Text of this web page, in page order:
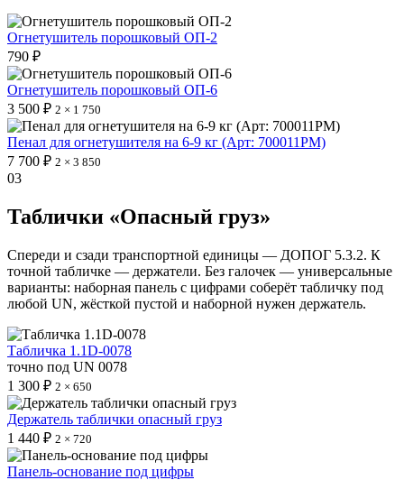
Огнетушитель порошковый ОП-2
790 ₽
Огнетушитель порошковый ОП-6
3 500 ₽ 2 × 1 750
Пенал для огнетушителя на 6-9 кг (Арт: 700011PM)
7 700 ₽ 2 × 3 850
03
Таблички «Опасный груз»
Спереди и сзади транспортной единицы — ДОПОГ 5.3.2. К
точной табличке — держатели. Без галочек — универсальные
варианты: наборная панель с цифрами соберёт табличку под
любой UN, жёсткой пустой и наборной нужен держатель.
Табличка 1.1D-0078
точно под UN 0078
1 300 ₽ 2 × 650
Держатель таблички опасный груз
1 440 ₽ 2 × 720
Панель-основание под цифры